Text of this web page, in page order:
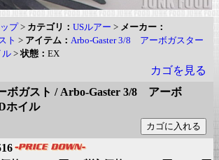
プ> カテゴリ： USルアー > メーカー：
ト > アイテム： Arbo-Gaster 3/8 アーボガスター
ル >状態： EX
カゴを見る
ボガスト / Arbo-Gaster 3/8 アーボ
ホイル